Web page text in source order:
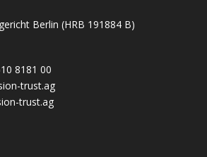
Berlin (HRB 191884 B)
8181 00
trust.ag
trust.ag